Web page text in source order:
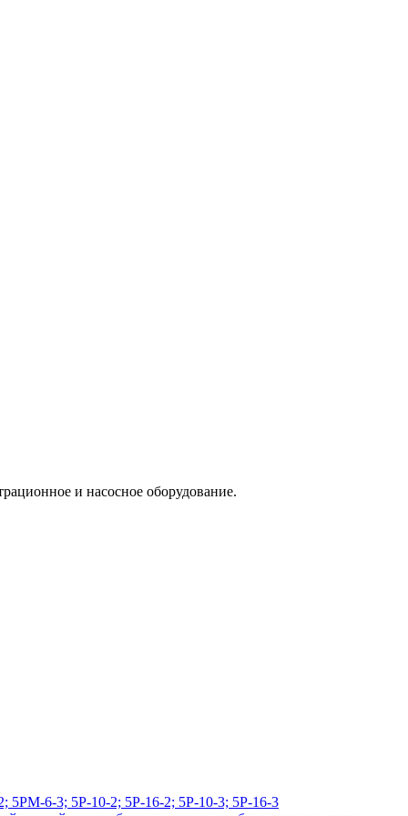
и насосное оборудование.
5РМ-6-3; 5Р-10-2; 5Р-16-2; 5Р-10-3; 5Р-16-3